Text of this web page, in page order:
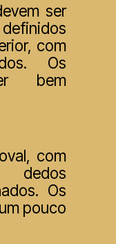
ser
com
Os
bem
com
dedos
Os
pouco